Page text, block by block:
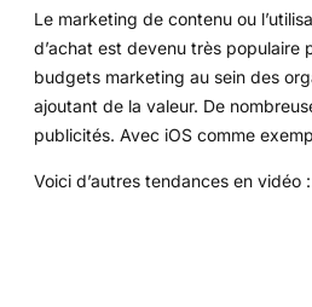
Le marketing de contenu ou
d’achat est devenu très populaire
budgets marketing au sein des
ajoutant de la valeur. De
publicités. Avec iOS comme
Voici d’autres tendances en vidéo :